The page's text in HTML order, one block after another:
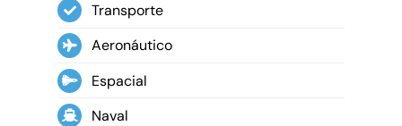
Transporte
Aeronáutico
Espacial
Naval